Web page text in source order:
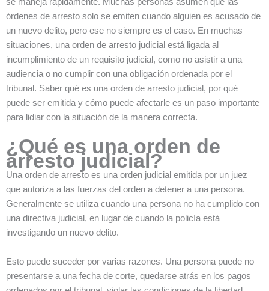
órdenes de arresto solo se emiten cuando alguien es acusado de
un nuevo delito, pero ese no siempre es el caso. En muchas
situaciones, una orden de arresto judicial está ligada al
incumplimiento de un requisito judicial, como no asistir a una
audiencia o no cumplir con una obligación ordenada por el
tribunal. Saber qué es una orden de arresto judicial, por qué
puede ser emitida y cómo puede afectarle es un paso importante
para lidiar con la situación de la manera correcta.
¿Qué es una orden de
arresto judicial?
Una orden de arresto es una orden judicial emitida por un juez
que autoriza a las fuerzas del orden a detener a una persona.
Generalmente se utiliza cuando una persona no ha cumplido con
una directiva judicial, en lugar de cuando la policía está
investigando un nuevo delito.
Esto puede suceder por varias razones. Una persona puede no
presentarse a una fecha de corte, quedarse atrás en los pagos